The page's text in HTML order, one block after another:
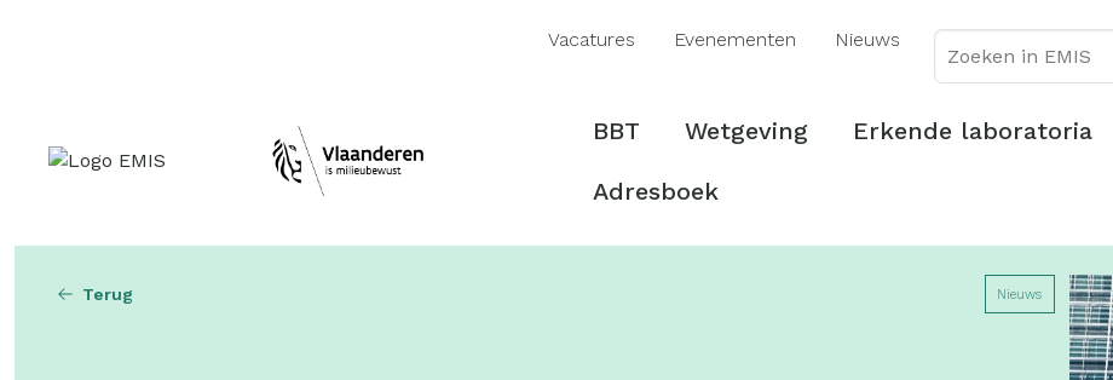
inhoud
Vacatures Evenementen Nieuws
Hoofdmenu
BBT Wetgeving Erkende laboratoria
Adresboek
Terug Nieuws